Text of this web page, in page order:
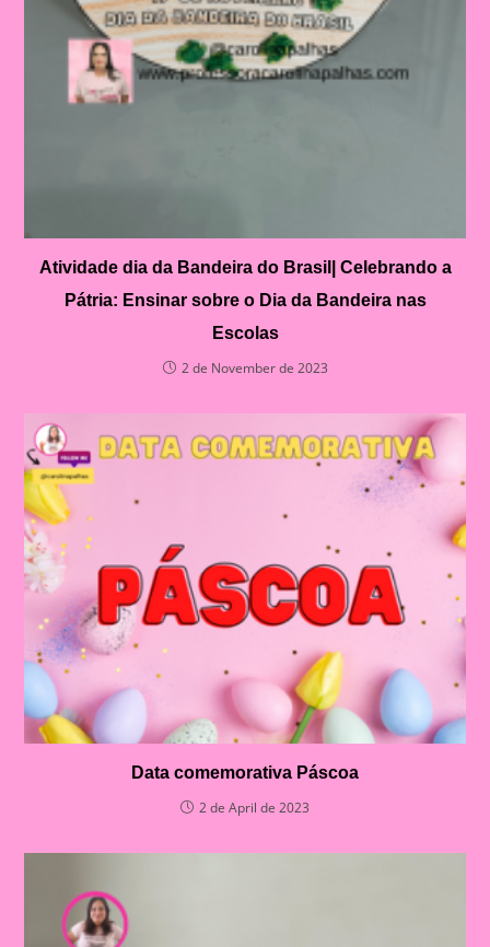
Atividade dia da Bandeira do Brasil| Celebrando a
Pátria: Ensinar sobre o Dia da Bandeira nas
Escolas
2 de November de 2023
Data comemorativa Páscoa
2 de April de 2023